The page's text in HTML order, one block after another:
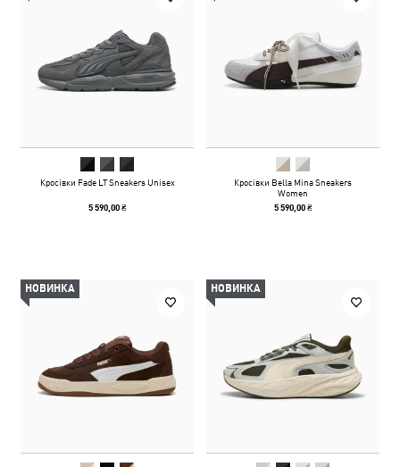
Кросівки Fade LT Sneakers Unisex
5 590,00 ₴
Кросівки Bella Mina Sneakers
Women
5 590,00 ₴
НОВИНКА НОВИНКА